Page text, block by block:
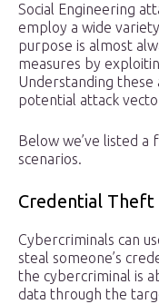
Social Engineering
employ a wide
purpose is almost
measures by
Understanding
potential attack
Below we’ve listed
scenarios.
Credential Theft
Cybercriminals can
steal someone’s
the cybercriminal is
data through the